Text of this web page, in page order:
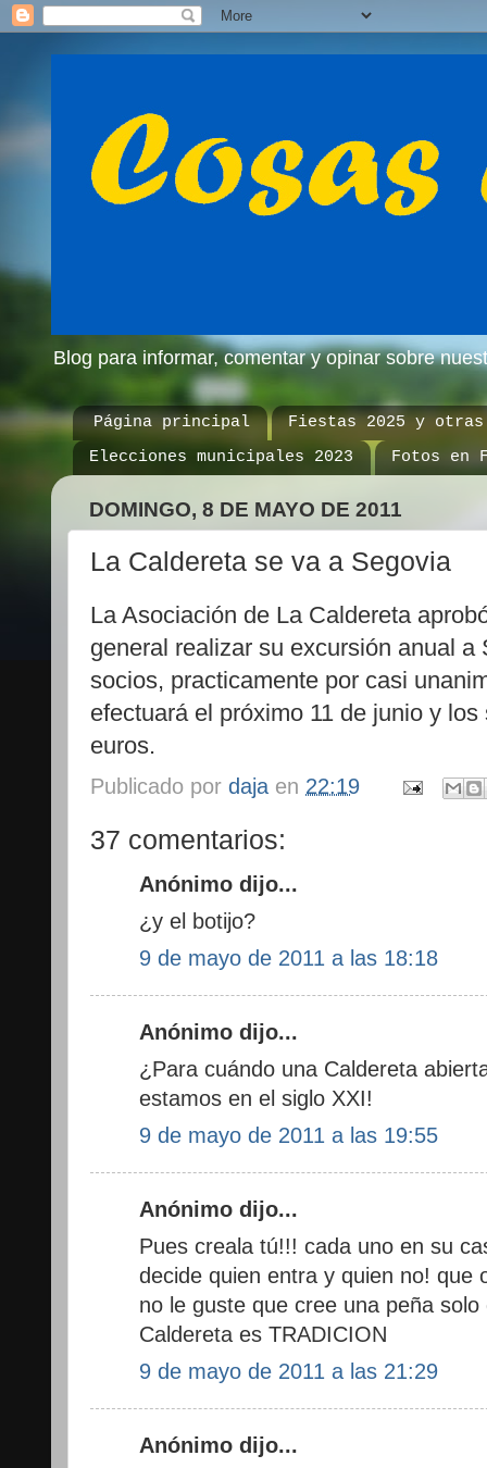
Blog para informar, comentar y opinar sobre
Página principal
Fiestas 2025 y otras
Elecciones municipales 2023
Fotos en
DOMINGO, 8 DE MAYO DE 2011
La Caldereta se va a Segovia
La Asociación de La Caldereta
general realizar su excursión anual
socios, practicamente por casi
efectuará el próximo 11 de junio y
euros.
Publicado por daja en 22:19
37 comentarios:
Anónimo dijo...
¿y el botijo?
9 de mayo de 2011 a las 18:18
Anónimo dijo...
¿Para cuándo una Caldereta
estamos en el siglo XXI!
9 de mayo de 2011 a las 19:55
Anónimo dijo...
Pues creala tú!!! cada uno en su
decide quien entra y quien no! que
no le guste que cree una peña
Caldereta es TRADICION
9 de mayo de 2011 a las 21:29
Anónimo dijo...